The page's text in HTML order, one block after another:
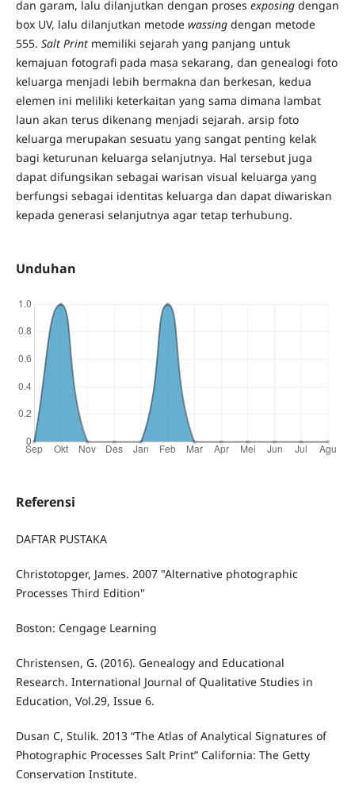
dan garam, lalu dilanjutkan dengan proses exposing dengan
box UV, lalu dilanjutkan metode wassingdengan metode
555. Salt Printmemiliki sejarah yang panjang untuk
kemajuan fotografi pada masa sekarang, dan genealogi foto
keluarga menjadi lebih bermakna dan berkesan, kedua
elemen ini meliliki keterkaitan yang sama dimana lambat
laun akan terus dikenang menjadi sejarah. arsip foto
keluarga merupakan sesuatu yang sangat penting kelak
bagi keturunan keluarga selanjutnya. Hal tersebut juga
dapat difungsikan sebagai warisan visual keluarga yang
berfungsi sebagai identitas keluarga dan dapat diwariskan
kepada generasi selanjutnya agar tetap terhubung.
Unduhan
Referensi
DAFTAR PUSTAKA
Christotopger, James. 2007 "Alternative photographic
Processes Third Edition"
Boston: Cengage Learning
Christensen, G. (2016). Genealogy and Educational
Research. International Journal of Qualitative Studies in
Education, Vol.29, Issue 6.
Dusan C, Stulik. 2013 “The Atlas of Analytical Signatures of
Photographic Processes Salt Print” California: The Getty
Conservation Institute.